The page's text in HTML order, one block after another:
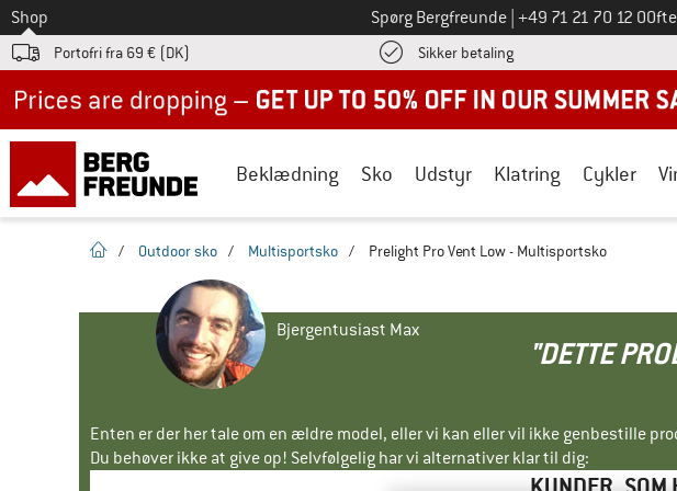
Til
Shop Spørg Bergfreunde Ring til os på
+49 71 21 70 12 0
Portofri fra 69 € (DK) Sikker betalingFind
Beklædning Sko Udstyr Klatring Cykler
Hjemmeside
/ Outdoor sko / Multisportsko / Prelight Pro Vent Low - Multisportsko
Bjergentusiast Max
"DETTE
Enten er der her tale om en ældre model, eller vi kan eller vil ikke genbestille
Du behøver ikke at give op! Selvfølgelig har vi alternativer klar til dig: